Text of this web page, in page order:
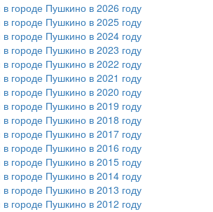
городе Пушкино в 2026 году
городе Пушкино в 2025 году
городе Пушкино в 2024 году
городе Пушкино в 2023 году
городе Пушкино в 2022 году
городе Пушкино в 2021 году
городе Пушкино в 2020 году
городе Пушкино в 2019 году
городе Пушкино в 2018 году
городе Пушкино в 2017 году
городе Пушкино в 2016 году
городе Пушкино в 2015 году
городе Пушкино в 2014 году
городе Пушкино в 2013 году
городе Пушкино в 2012 году